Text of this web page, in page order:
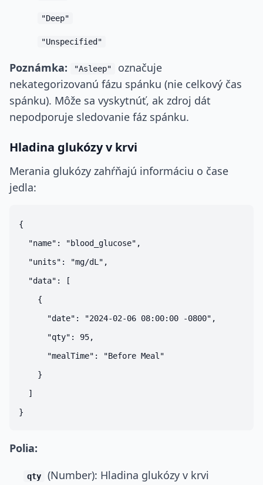
"Deep"
"Unspecified"
Poznámka: "Asleep"
označuje
nekategorizovanú fázu spánku (nie celkový čas
spánku). Môže sa vyskytnúť, ak zdroj dát
nepodporuje sledovanie fáz spánku.
Hladina glukózy v krvi
Merania glukózy zahŕňajú informáciu o čase
jedla:
{
  "name": "blood_glucose",
  "units": "mg/dL",
  "data": [
    {
      "date": "2024-02-06 08:00:00 -0800",
      "qty": 95,
      "mealTime": "Before Meal"
    }
  ]
Polia:
qty (Number): Hladina glukózy v krvi